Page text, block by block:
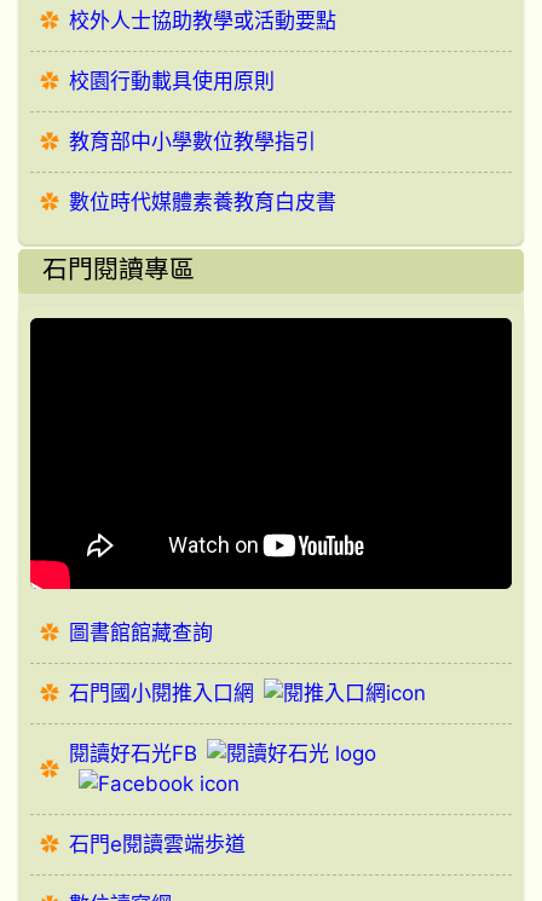
校外人士協助教學或活動要點
校園行動載具使用原則
教育部中小學數位教學指引
數位時代媒體素養教育白皮書
石門閱讀專區
圖書館館藏查詢
石門國小閱推入口網
閱讀好石光FB
石門e閱讀雲端歩道